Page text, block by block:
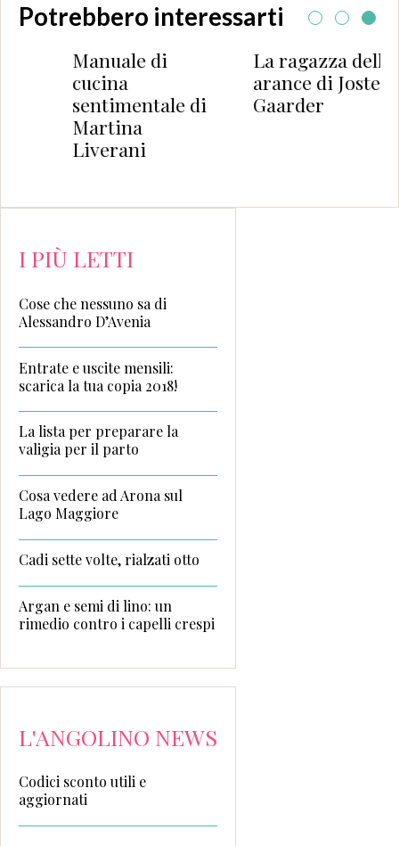
Potrebbero interessarti
Manuale di
cucina
sentimentale di
Martina
Liverani
La ragazza delle
arance di Jostein
Gaarder
I PIÙ LETTI
Cose che nessuno sa di
Alessandro D’Avenia
Entrate e uscite mensili:
scarica la tua copia 2018!
La lista per preparare la
valigia per il parto
Cosa vedere ad Arona sul
Lago Maggiore
Cadi sette volte, rialzati otto
Argan e semi di lino: un
rimedio contro i capelli crespi
L'ANGOLINO NEWS
Codici sconto utili e
aggiornati